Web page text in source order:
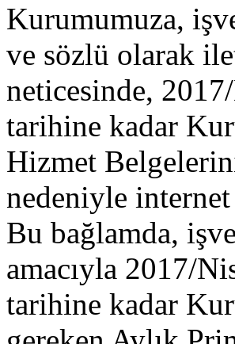
Kurumumuza,
ve sözlü olarak
neticesinde,
tarihine kadar
Hizmet
nedeniyle internet
Bu bağlamda,
amacıyla 2017/
tarihine kadar